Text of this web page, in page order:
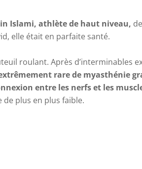
Islami, athlète de haut niveau,
elle était en parfaite santé.
roulant. Après d’interminables
rare de myasthénie
entre les nerfs et les
plus en plus faible.